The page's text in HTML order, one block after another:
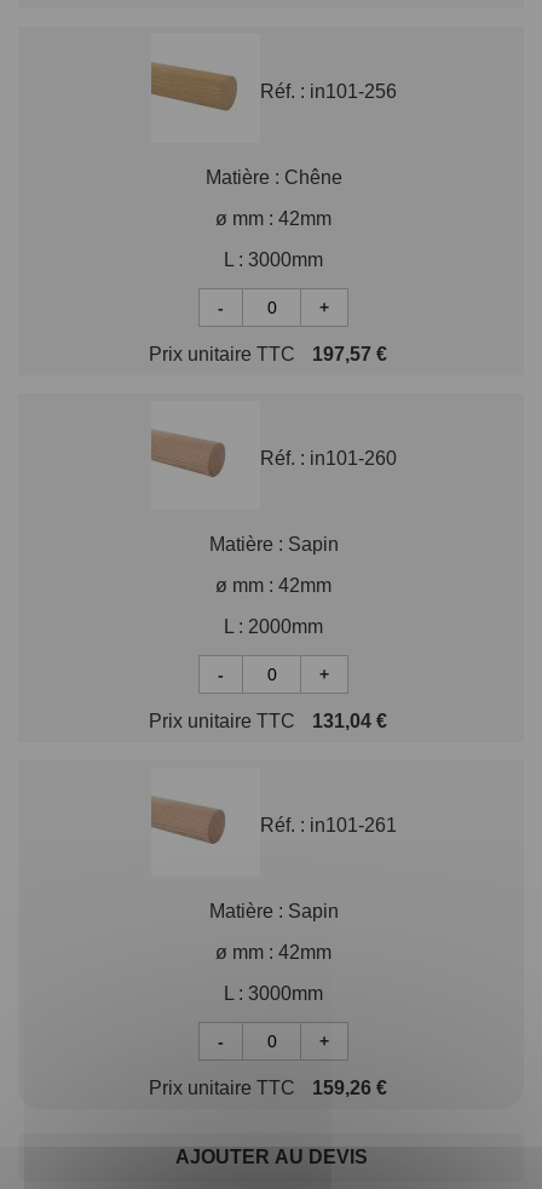
Réf. : in101-256
Matière : Chêne
ø mm : 42mm
L : 3000mm
- +
Prix unitaire TTC 197,57 €
Réf. : in101-260
Matière : Sapin
ø mm : 42mm
L : 2000mm
- +
Prix unitaire TTC 131,04 €
Réf. : in101-261
Matière : Sapin
ø mm : 42mm
L : 3000mm
- +
Prix unitaire TTC 159,26 €
AJOUTER AU DEVIS